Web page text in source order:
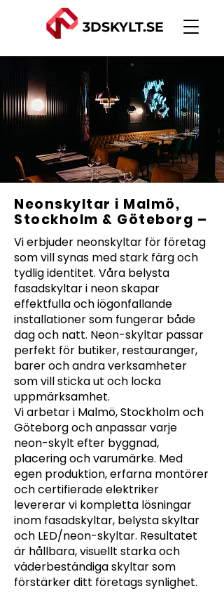
3DSKYLT.SE
Neonskyltar i Malmö,
Stockholm & Göteborg –
Vi erbjuder neonskyltar för företag
som vill synas med stark färg och
tydlig identitet. Våra belysta
fasadskyltar i neon skapar
effektfulla och iögonfallande
installationer som fungerar både
dag och natt. Neon-skyltar passar
perfekt för butiker, restauranger,
barer och andra verksamheter
som vill sticka ut och locka
uppmärksamhet.
Vi arbetar i Malmö, Stockholm och
Göteborg och anpassar varje
neon-skylt efter byggnad,
placering och varumärke. Med
egen produktion, erfarna montörer
och certifierade elektriker
levererar vi kompletta lösningar
inom fasadskyltar, belysta skyltar
och LED/neon-skyltar. Resultatet
är hållbara, visuellt starka och
väderbeständiga skyltar som
förstärker ditt företags synlighet.